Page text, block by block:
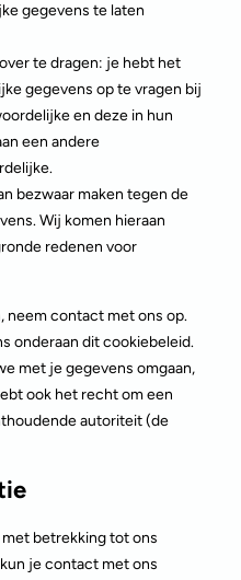
gegevens te laten
te dragen: je hebt het
gegevens op te vragen bij
en deze in hun
een andere
bezwaar maken tegen de
Wij komen hieraan
redenen voor
neem contact met ons op.
onderaan dit cookiebeleid.
met je gegevens omgaan,
ook het recht om een
autoriteit (de
betrekking tot ons
je contact met ons